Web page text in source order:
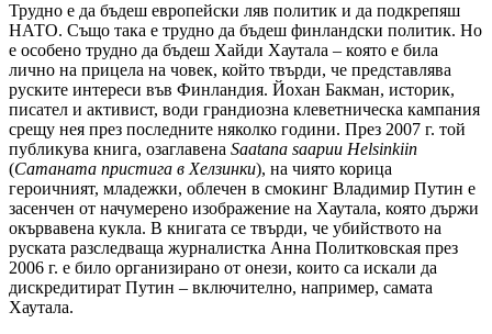
Трудно е да бъдеш европейски ляв политик и да подкрепяш
НАТО. Също така е трудно да бъдеш финландски политик. Но
е особено трудно да бъдеш Хайди Хаутала – която е била
лично на прицела на човек, който твърди, че представлява
руските интереси във Финландия. Йохан Бакман, историк,
писател и активист, води грандиозна клеветническа кампания
срещу нея през последните няколко години. През 2007 г. той
публикува книга, озаглавена Saatana saapuu Helsinkiin
(Сатаната пристига в Хелзинки), на чиято корица
героичният, младежки, облечен в смокинг Владимир Путин е
засенчен от начумерено изображение на Хаутала, която държи
окървавена кукла. В книгата се твърди, че убийството на
руската разследваща журналистка Анна Политковская през
2006 г. е било организирано от онези, които са искали да
дискредитират Путин – включително, например, самата
Хаутала.